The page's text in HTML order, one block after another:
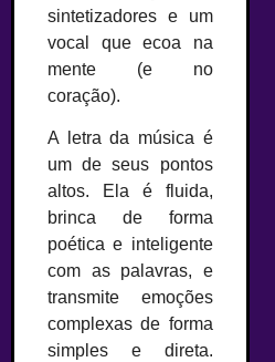
sintetizadores e um
vocal que ecoa na
mente (e no
coração).
A letra da música é
um de seus pontos
altos. Ela é fluida,
brinca de forma
poética e inteligente
com as palavras, e
transmite emoções
complexas de forma
simples e direta.